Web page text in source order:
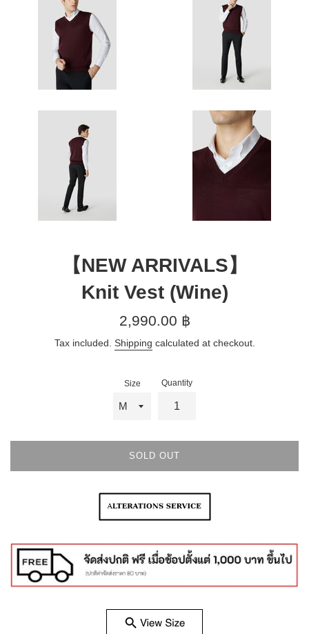
【NEW ARRIVALS】
Knit Vest (Wine)
Regular
2,990.00 ฿
Tax included. Shipping calculated at checkout.
Size Quantity
SOLD OUT